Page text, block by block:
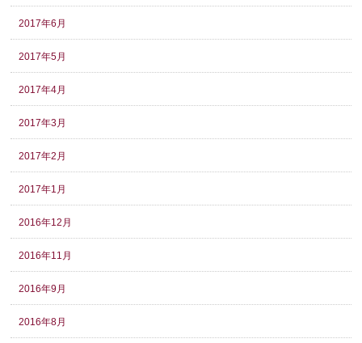
2017年6月
2017年5月
2017年4月
2017年3月
2017年2月
2017年1月
2016年12月
2016年11月
2016年9月
2016年8月